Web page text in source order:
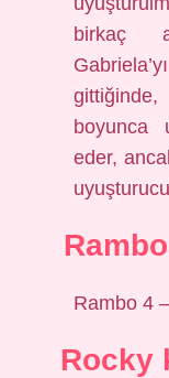
birkaç
boyunca
eder,
Rambo 4
Rocky